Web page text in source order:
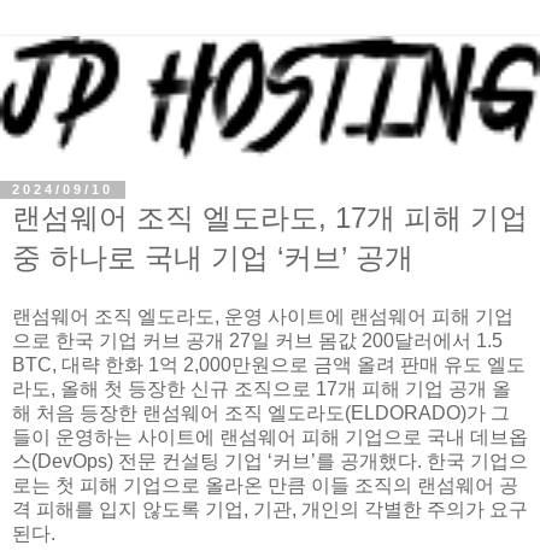
2024/09/10
랜섬웨어 조직 엘도라도, 17개 피해 기업
중 하나로 국내 기업 ‘커브’ 공개
랜섬웨어 조직 엘도라도, 운영 사이트에 랜섬웨어 피해 기업
으로 한국 기업 커브 공개 27일 커브 몸값 200달러에서 1.5
BTC, 대략 한화 1억 2,000만원으로 금액 올려 판매 유도 엘도
라도, 올해 첫 등장한 신규 조직으로 17개 피해 기업 공개 올
해 처음 등장한 랜섬웨어 조직 엘도라도(ELDORADO)가 그
들이 운영하는 사이트에 랜섬웨어 피해 기업으로 국내 데브옵
스(DevOps) 전문 컨설팅 기업 ‘커브’를 공개했다. 한국 기업으
로는 첫 피해 기업으로 올라온 만큼 이들 조직의 랜섬웨어 공
격 피해를 입지 않도록 기업, 기관, 개인의 각별한 주의가 요구
된다.